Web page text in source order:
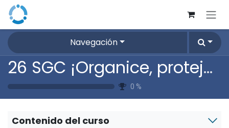
Ir al contenido
Navegación
26 SGC ¡Organice, proteja y conserve con excelencia con el proceso de almacenamiento!
0 %
Contenido del curso